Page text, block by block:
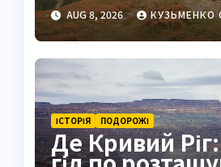
України в
Карпат
AUG 8, 2026 КУЗЬМЕНКО
ІСТОРІЯ ПОДОРОЖІ
Де Кривий